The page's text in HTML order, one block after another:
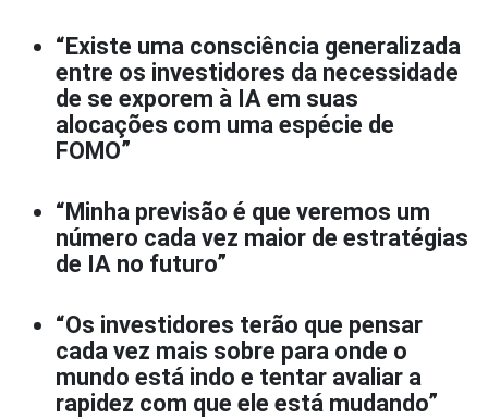
“Existe uma consciência generalizada
entre os investidores da necessidade
de se exporem à IA em suas
alocações com uma espécie de
FOMO”
“Minha previsão é que veremos um
número cada vez maior de estratégias
de IA no futuro”
“Os investidores terão que pensar
cada vez mais sobre para onde o
mundo está indo e tentar avaliar a
rapidez com que ele está mudando”